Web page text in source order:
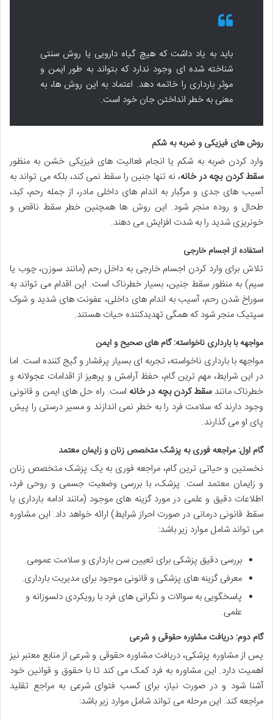
باید به یاد داشت که هیچ گیاه دارویی یا روش سنتی
شناخته شده ای وجود ندارد که بتواند به طور ایمن و
موثر بارداری را خاتمه دهد. اعتماد به این روش ها، به
معنی به خطر انداختن جان خود است.
روش های فیزیکی و ضربه به شکم
وارد کردن ضربه به شکم یا انجام فعالیت های فیزیکی خشن به منظور
سقط کردن بچه در خانه، نه تنها جنین را سقط نمی کند، بلکه می تواند به
آسیب های جدی و مرگبار به اندام های داخلی مادر، از جمله رحم، کبد،
طحال و روده منجر شود. این روش ها همچنین خطر سقط ناقص و
خونریزی شدید را به شدت افزایش می دهند.
استفاده از اجسام خارجی
تلاش برای وارد کردن اجسام خارجی به داخل رحم (مانند سوزن، چوب یا
سیم) به منظور سقط جنین، بسیار خطرناک است. این اقدام می تواند به
سوراخ شدن رحم، آسیب به اندام های داخلی، عفونت های شدید و شوک
سپتیک منجر شود که همگی تهدیدکننده حیات هستند.
مواجهه با بارداری ناخواسته: گام های صحیح و ایمن
مواجهه با بارداری ناخواسته، تجربه ای بسیار پرفشار و گیج کننده است. اما
در این شرایط، مهم ترین گام، حفظ آرامش و پرهیز از اقدامات عجولانه و
خطرناکمانندسقط کردن بچه در خانه است. راه حل های ایمن و قانونی
وجود دارند که سلامت فرد را به خطر نمی اندازند و مسیر درستی را پیش
پای او می گذارند.
گام اول: مراجعه فوری به پزشک متخصص زنان و زایمان معتمد
نخستین و حیاتی ترین گام، مراجعه فوری به یک پزشک متخصص زنان
و زایمان معتمداست. پزشک، با بررسی وضعیت جسمی و روحی فرد،
اطلاعات دقیق و علمی در مورد گزینه های موجود (مانند ادامه بارداری یا
سقط قانونی درمانی در صورت احراز شرایط) ارائه خواهد داد. این مشاوره
می تواند شامل موارد زیر باشد:
بررسی دقیق پزشکی برای تعیین سن بارداری و سلامت عمومی.
معرفی گزینه های پزشکی و قانونی موجود برای مدیریت بارداری.
پاسخگویی به سوالات و نگرانی های فرد با رویکردی دلسوزانه و
علمی.
گام دوم: دریافت مشاوره حقوقی و شرعی
پس از مشاوره پزشکی، دریافت مشاوره حقوقی و شرعی از منابع معتبر نیز
اهمیت دارد. این مشاوره به فرد کمک می کند تا با حقوق و قوانین خود
آشنا شود و در صورت نیاز، برای کسب فتوای شرعی به مراجع تقلید
مراجعه کند. این مرحله می تواند شامل موارد زیر باشد: